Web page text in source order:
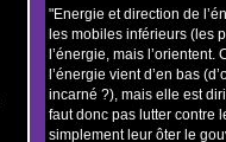
"Energie et direction de
les mobiles inférieurs (les
l’énergie, mais l’orientent.
l’énergie vient d’en bas
incarné ?), mais elle est
faut donc pas lutter contre
simplement leur ôter le